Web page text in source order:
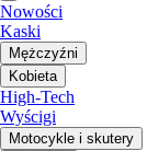
Nowości
Kaski
Mężczyźni
Kobieta
High-Tech
Wyścigi
Motocykle i skutery